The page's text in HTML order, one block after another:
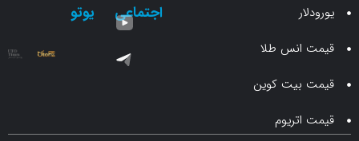
انس طلا
بیت کوین
یوتو